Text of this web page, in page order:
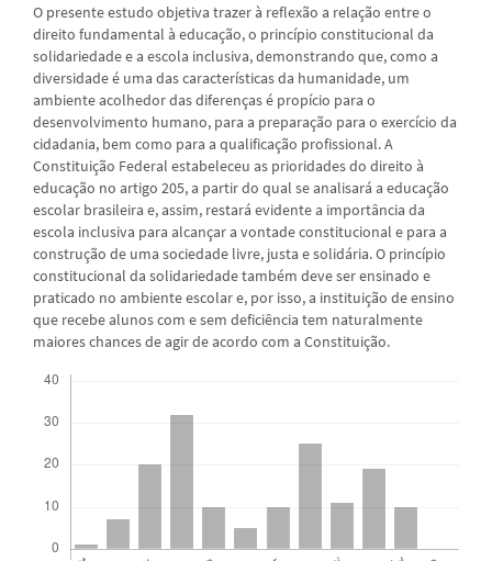
O presente estudo objetiva trazer à reflexão a relação entre o
direito fundamental à educação, o princípio constitucional da
solidariedade e a escola inclusiva, demonstrando que, como a
diversidade é uma das características da humanidade, um
ambiente acolhedor das diferenças é propício para o
desenvolvimento humano, para a preparação para o exercício da
cidadania, bem como para a qualificação profissional. A
Constituição Federal estabeleceu as prioridades do direito à
educação no artigo 205, a partir do qual se analisará a educação
escolar brasileira e, assim, restará evidente a importância da
escola inclusiva para alcançar a vontade constitucional e para a
construção de uma sociedade livre, justa e solidária. O princípio
constitucional da solidariedade também deve ser ensinado e
praticado no ambiente escolar e, por isso, a instituição de ensino
que recebe alunos com e sem deficiência tem naturalmente
maiores chances de agir de acordo com a Constituição.